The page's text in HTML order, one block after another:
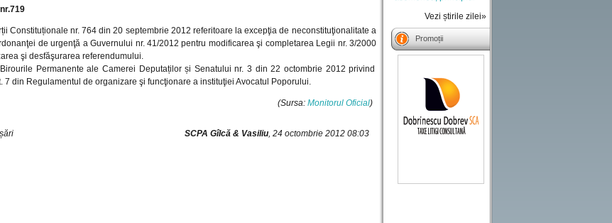
Constituționale nr. 764 din 20 septembrie 2012 referitoare la excepţia de neconstituţionalitate a
de urgenţă a Guvernului nr. 41/2012 pentru modificarea şi completarea Legii nr. 3/2000
şi desfăşurarea referendumului.
Permanente ale Camerei Deputaților și Senatului nr. 3 din 22 octombrie 2012 privind
7 din Regulamentul de organizare şi funcţionare a instituţiei Avocatul Poporului.
(Sursa: Monitorul Oficial)
SCPA Gîlcă & Vasiliu, 24 octombrie 2012 08:03
Mădălina Maroga :Un
semnal de alarmă la
adresa tuturor celor
implicati in [..]
Doresc sa aflu
vechimea in munca
incerc sa fac [..]
Miron vladut:Ani de
Vezi știrile zilei»
Promoții